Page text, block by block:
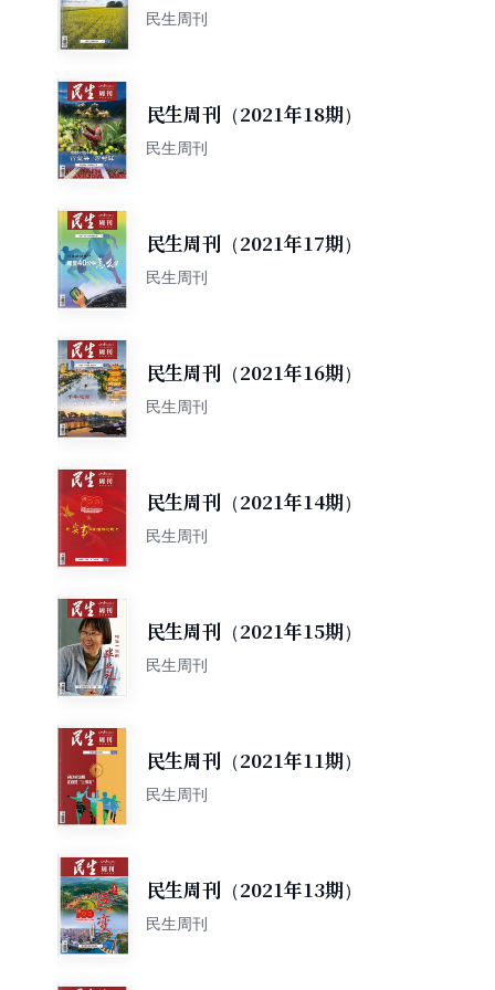
民生周刊
民生周刊（2021年18期）
民生周刊
民生周刊（2021年17期）
民生周刊
民生周刊（2021年16期）
民生周刊
民生周刊（2021年14期）
民生周刊
民生周刊（2021年15期）
民生周刊
民生周刊（2021年11期）
民生周刊
民生周刊（2021年13期）
民生周刊